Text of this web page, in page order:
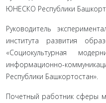
ЮНЕСКО Республики
Руководитель
института развития
«Социокультурная
информационно-
Республики Башкортостан».
Почетный работник сферы